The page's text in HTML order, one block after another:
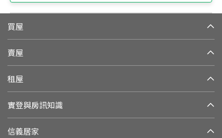
買屋
賣屋
租屋
實登與房訊知識
信義居家